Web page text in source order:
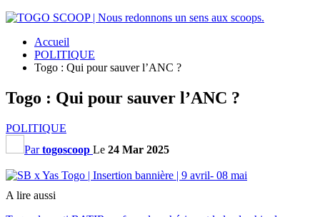
Accueil
POLITIQUE
Togo : Qui pour sauver l’ANC ?
Togo : Qui pour sauver l’ANC ?
POLITIQUE
Partogoscoop Le 24 Mar 2025
A lire aussi